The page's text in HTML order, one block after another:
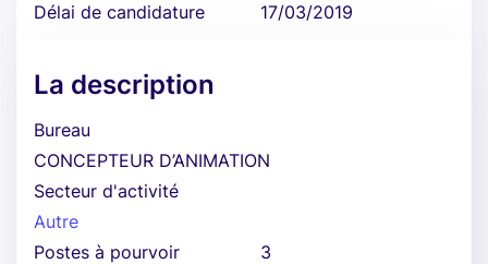
Délai de candidature
17/03/2019
La description
Bureau
CONCEPTEUR D’ANIMATION
Secteur d'activité
Autre
Postes à pourvoir
3